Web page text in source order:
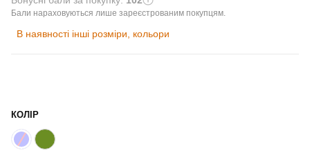
Бали нараховуються лише зареєстрованим покупцям.
В наявності інші розміри, кольори
КОЛІР